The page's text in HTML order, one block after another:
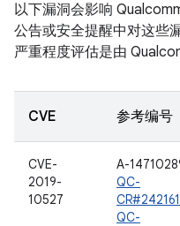
以下漏洞会影响
公告或安全提醒中对这些
严重程度评估是由
CVE 参考编号
CVE-
2019-
10527
A-
QC-
QC-